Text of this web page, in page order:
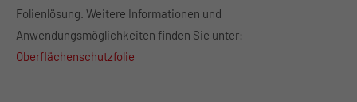
Folienlösung. Weitere Informationen und
Anwendungsmöglichkeiten finden Sie unter:
Oberflächenschutzfolie